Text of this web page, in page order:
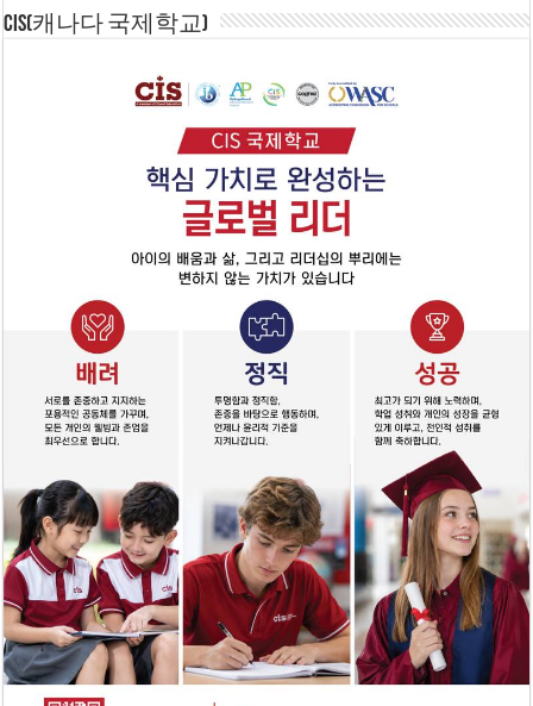
CIS(캐나다 국제학교)